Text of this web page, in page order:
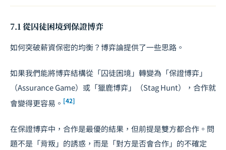
7.1 從囚徒困境到保證博弈
如何突破薪資保密的均衡？博弈論提供了一些思路。
如果我們能將博弈結構從「囚徒困境」轉變為「保證博弈」
（Assurance Game）或「獵鹿博弈」（Stag Hunt），合作就
會變得更容易。 [42]
在保證博弈中，合作是最優的結果，但前提是雙方都合作。問
題不是「背叛」的誘惑，而是「對方是否會合作」的不確定